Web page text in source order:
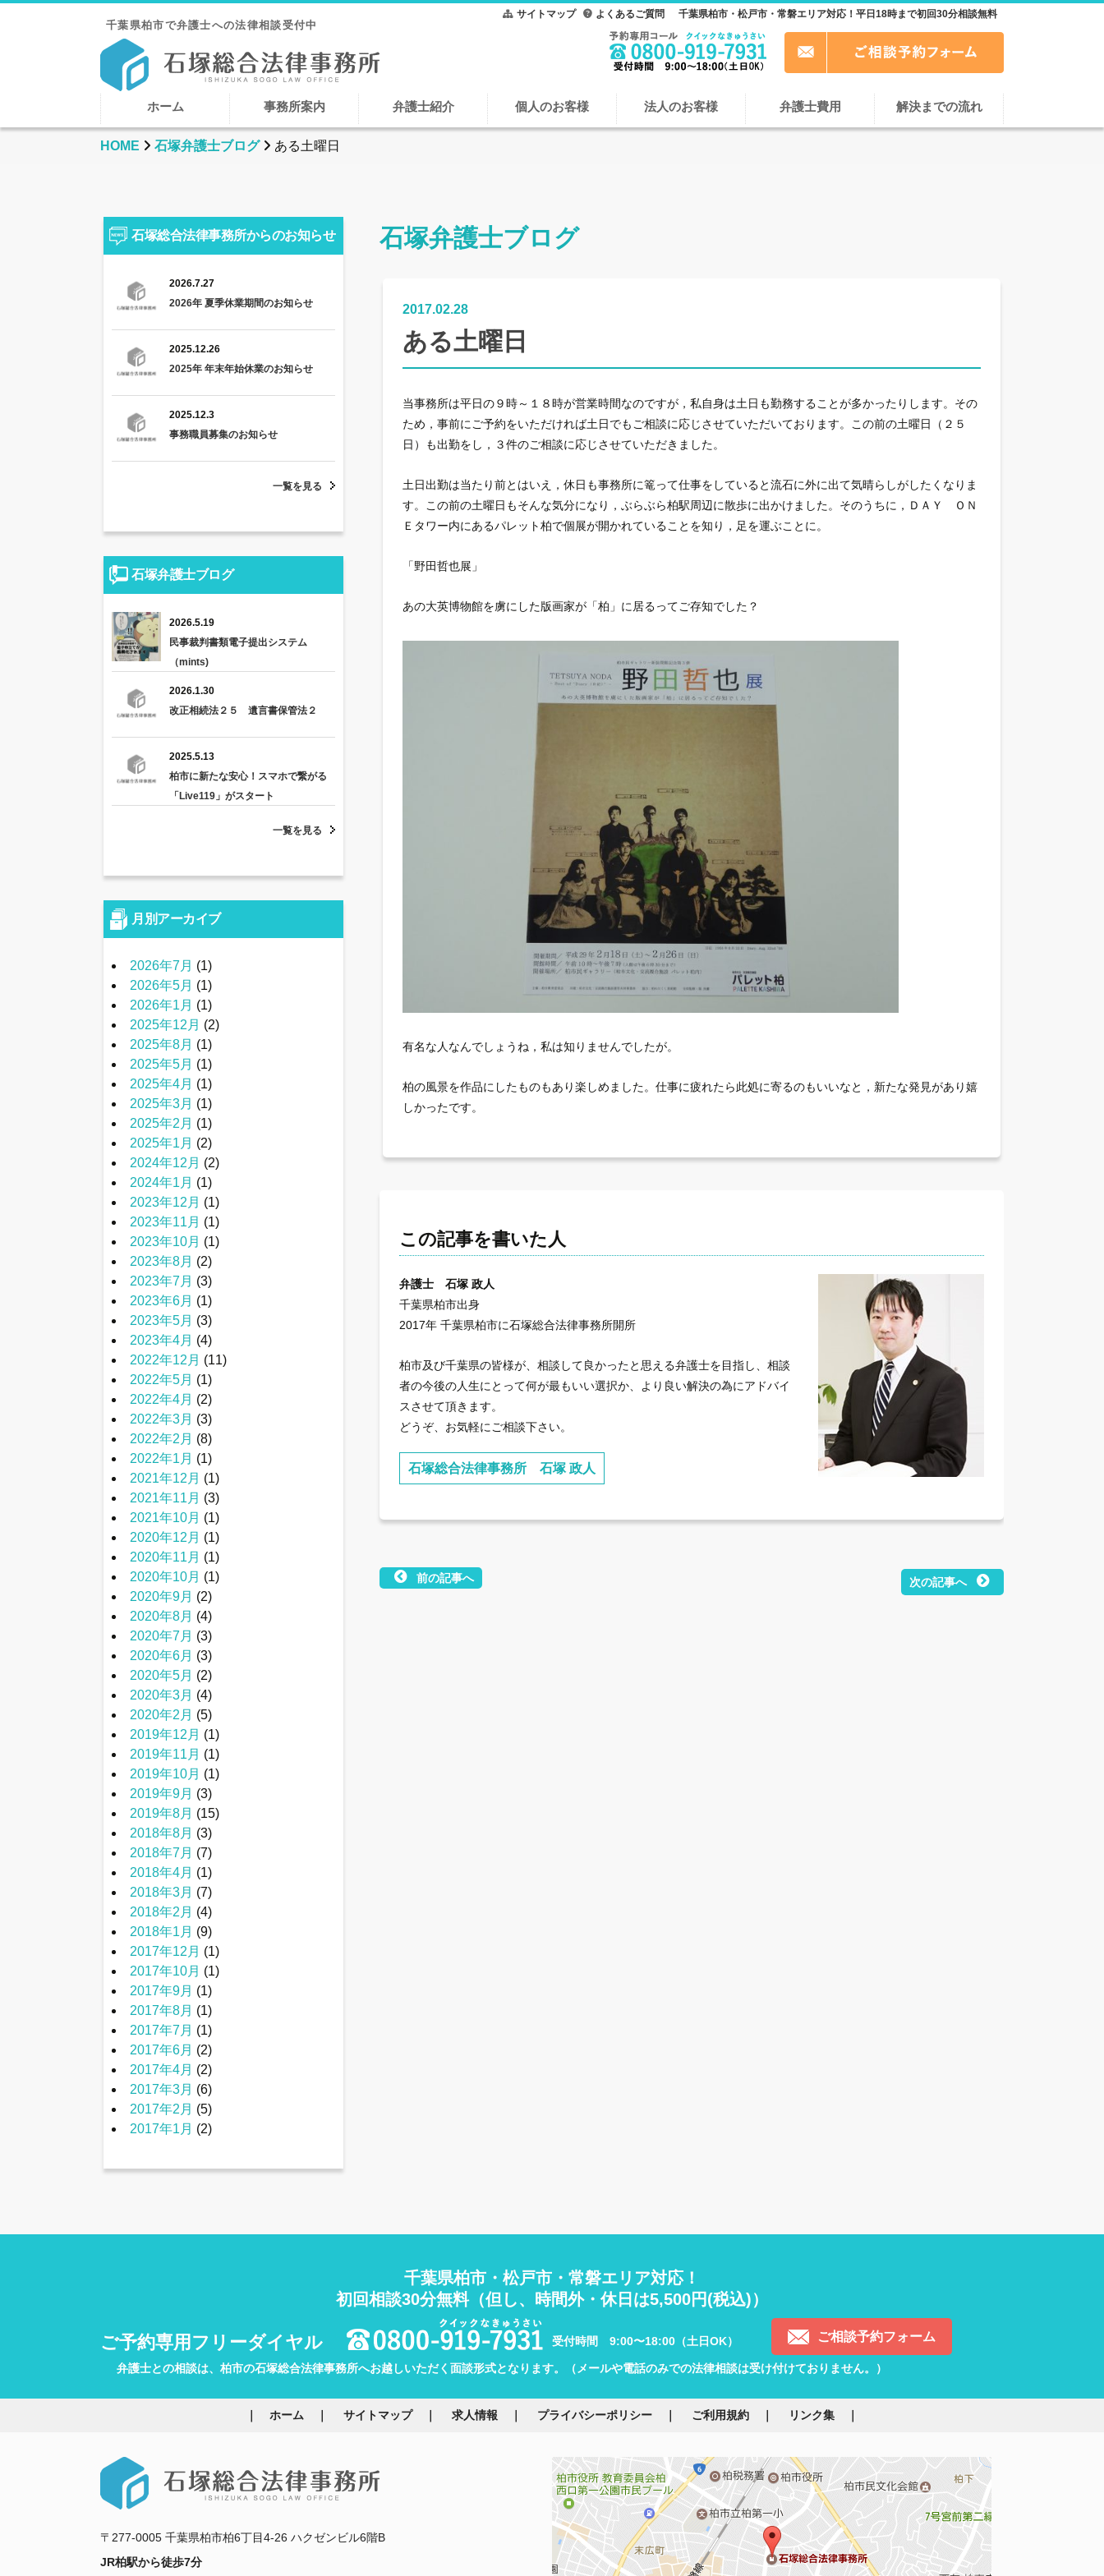
千葉県柏市で弁護士への法律相談受付中
サイトマップ よくあるご質問 千葉県柏市・松戸市・常磐エリア対応！平日18時まで初回30分相談無料
ホーム 事務所案内 弁護士紹介 個人のお客様 法人のお客様 弁護士費用 解決までの流れ
HOME 石塚弁護士ブログ ある土曜日
石塚弁護士ブログ
2017.02.28
ある土曜日
当事務所は平日の９時～１８時が営業時間なのですが，私自身は土日も勤務することが多かったりします。その
ため，事前にご予約をいただければ土日でもご相談に応じさせていただいております。この前の土曜日（２５
日）も出勤をし，３件のご相談に応じさせていただきました。
土日出勤は当たり前とはいえ，休日も事務所に篭って仕事をしていると流石に外に出て気晴らしがしたくなりま
す。この前の土曜日もそんな気分になり，ぶらぶら柏駅周辺に散歩に出かけました。そのうちに，ＤＡＹ ＯＮ
Ｅタワー内にあるパレット柏で個展が開かれていることを知り，足を運ぶことに。
「野田哲也展」
あの大英博物館を虜にした版画家が「柏」に居るってご存知でした？
有名な人なんでしょうね，私は知りませんでしたが。
柏の風景を作品にしたものもあり楽しめました。仕事に疲れたら此処に寄るのもいいなと，新たな発見があり嬉
しかったです。
この記事を書いた人
弁護士 石塚 政人
千葉県柏市出身
2017年 千葉県柏市に石塚総合法律事務所開所
柏市及び千葉県の皆様が、相談して良かったと思える弁護士を目指し、相談
者の今後の人生にとって何が最もいい選択か、より良い解決の為にアドバイ
スさせて頂きます。
どうぞ、お気軽にご相談下さい。
石塚総合法律事務所 石塚 政人
投
前の記事へ 次の記事へ
石塚総合法律事務所からのお知らせ
2026.7.27
2026年 夏季休業期間のお知らせ
2025.12.26
2025年 年末年始休業のお知らせ
2025.12.3
事務職員募集のお知らせ
一覧を見る
石塚弁護士ブログ
2026.5.19
民事裁判書類電子提出システム
（mints)
2026.1.30
改正相続法２５ 遺言書保管法２
2025.5.13
柏市に新たな安心！スマホで繋がる
「Live119」がスタート
一覧を見る
月別アーカイブ
2026年7月 (1)
2026年5月 (1)
2026年1月 (1)
2025年12月 (2)
2025年8月 (1)
2025年5月 (1)
2025年4月 (1)
2025年3月 (1)
2025年2月 (1)
2025年1月 (2)
2024年12月 (2)
2024年1月 (1)
2023年12月 (1)
2023年11月 (1)
2023年10月 (1)
2023年8月 (2)
2023年7月 (3)
2023年6月 (1)
2023年5月 (3)
2023年4月 (4)
2022年12月 (11)
2022年5月 (1)
2022年4月 (2)
2022年3月 (3)
2022年2月 (8)
2022年1月 (1)
2021年12月 (1)
2021年11月 (3)
2021年10月 (1)
2020年12月 (1)
2020年11月 (1)
2020年10月 (1)
2020年9月 (2)
2020年8月 (4)
2020年7月 (3)
2020年6月 (3)
2020年5月 (2)
2020年3月 (4)
2020年2月 (5)
2019年12月 (1)
2019年11月 (1)
2019年10月 (1)
2019年9月 (3)
2019年8月 (15)
2018年8月 (3)
2018年7月 (7)
2018年4月 (1)
2018年3月 (7)
2018年2月 (4)
2018年1月 (9)
2017年12月 (1)
2017年10月 (1)
2017年9月 (1)
2017年8月 (1)
2017年7月 (1)
2017年6月 (2)
2017年4月 (2)
2017年3月 (6)
2017年2月 (5)
2017年1月 (2)
千葉県柏市・松戸市・常磐エリア対応！
初回相談30分無料（但し、時間外・休日は5,500円(税込)）
ご予約専用フリーダイヤル 受付時間 9:00〜18:00（土日OK） ご相談予約フォーム
弁護士との相談は、柏市の石塚総合法律事務所へお越しいただく面談形式となります。（メールや電話のみでの法律相談は受け付けておりません。）
ホーム サイトマップ 求人情報 プライバシーポリシー ご利用規約 リンク集
〒277-0005 千葉県柏市柏6丁目4-26 ハクゼンビル6階B
JR柏駅から徒歩7分